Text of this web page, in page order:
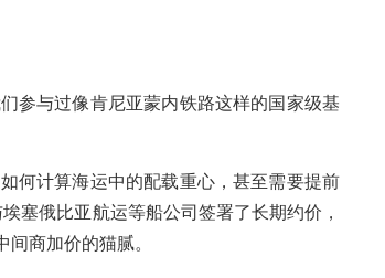
参与过像肯尼亚蒙内铁路这样的国家级基
何计算海运中的配载重心，甚至需要提前
塞俄比亚航运等船公司签署了长期约价，
商加价的猫腻。